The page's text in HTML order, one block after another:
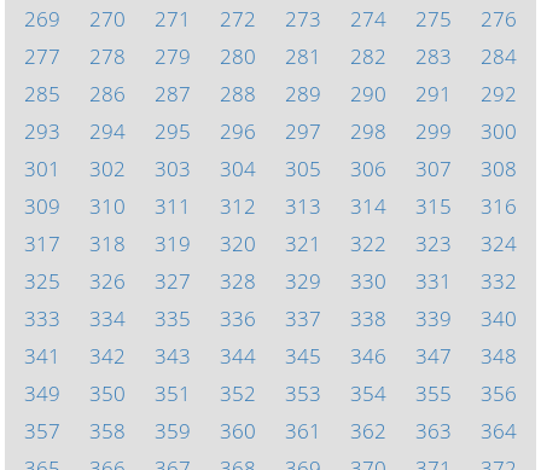
269
270 271 272 273 274 275
276
277
278 279 280 281 282 283
284
285
286 287 288 289 290 291
292
293
294 295 296 297 298 299
300
301
302 303 304 305 306 307
308
309
310 311 312 313 314 315
316
317
318 319 320 321 322 323
324
325
326 327 328 329 330 331
332
333
334 335 336 337 338 339
340
341
342 343 344 345 346 347
348
349
350 351 352 353 354 355
356
357
358 359 360 361 362 363
364